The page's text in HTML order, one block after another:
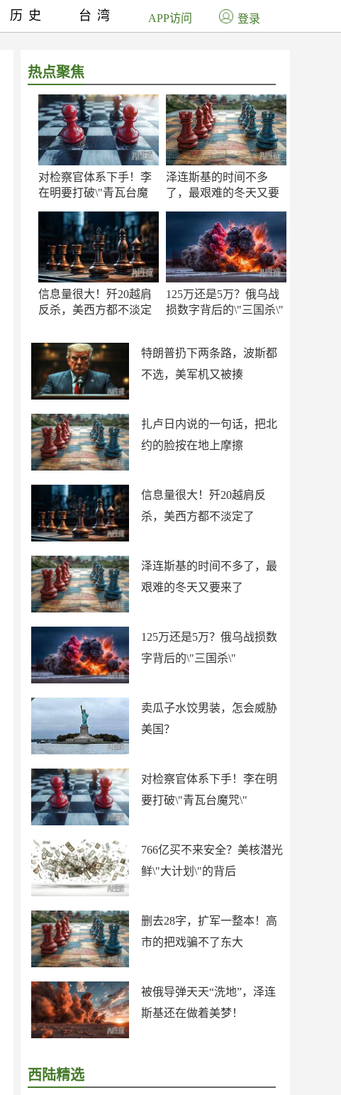
热点聚焦
对检察官体系下手！李
在明要打破\"青瓦台魔
泽连斯基的时间不多
了，最艰难的冬天又要
信息量很大！歼20越肩
反杀，美西方都不淡定
125万还是5万？俄乌战
损数字背后的\"三国杀\"
特朗普扔下两条路，波斯都
不选，美军机又被揍
扎卢日内说的一句话，把北
约的脸按在地上摩擦
信息量很大！歼20越肩反
杀，美西方都不淡定了
泽连斯基的时间不多了，最
艰难的冬天又要来了
125万还是5万？俄乌战损数
字背后的\"三国杀\"
卖瓜子水饺男装，怎会威胁
美国？
对检察官体系下手！李在明
要打破\"青瓦台魔咒\"
766亿买不来安全？美核潜光
鲜\"大计划\"的背后
删去28字，扩军一整本！高
市的把戏骗不了东大
被俄导弹天天“洗地”，泽连
斯基还在做着美梦！
西陆精选
历史 台湾 APP访问 登录